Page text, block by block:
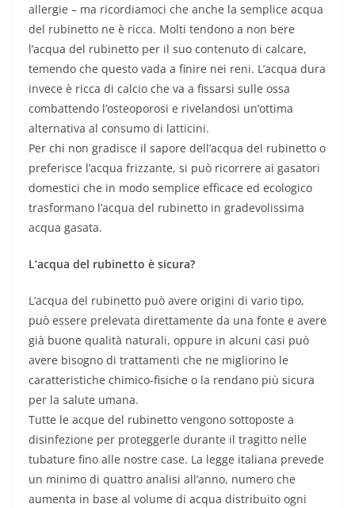
allergie – ma ricordiamoci che anche la semplice acqua
del rubinetto ne è ricca. Molti tendono a non bere
l’acqua del rubinetto per il suo contenuto di calcare,
temendo che questo vada a finire nei reni. L’acqua dura
invece è ricca di calcio che va a fissarsi sulle ossa
combattendo l’osteoporosi e rivelandosi un’ottima
alternativa al consumo di latticini.
Per chi non gradisce il sapore dell’acqua del rubinetto o
preferisce l’acqua frizzante, si può ricorrere ai gasatori
domestici che in modo semplice efficace ed ecologico
trasformano l’acqua del rubinetto in gradevolissima
acqua gasata.
L’acqua del rubinetto è sicura?
L’acqua del rubinetto può avere origini di vario tipo,
può essere prelevata direttamente da una fonte e avere
già buone qualità naturali, oppure in alcuni casi può
avere bisogno di trattamenti che ne migliorino le
caratteristiche chimico-fisiche o la rendano più sicura
per la salute umana.
Tutte le acque del rubinetto vengono sottoposte a
disinfezione per proteggerle durante il tragitto nelle
tubature fino alle nostre case. La legge italiana prevede
un minimo di quattro analisi all’anno, numero che
aumenta in base al volume di acqua distribuito ogni